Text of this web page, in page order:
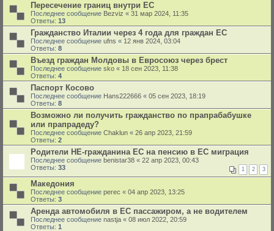
Пересечение границ внутри ЕС
Последнее сообщение Bezviz « 31 мар 2024, 11:35
Ответы: 13
Гражданство Италии через 4 года для граждан ЕС
Последнее сообщение ufns « 12 янв 2024, 03:04
Ответы: 8
Въезд граждан Молдовы в Евросоюз через брест
Последнее сообщение sko « 18 сен 2023, 11:38
Ответы: 4
Паспорт Косово
Последнее сообщение Hans222666 « 05 сен 2023, 18:19
Ответы: 8
Возможно ли получить гражданство по прапрабабушке
или прапрадеду?
Последнее сообщение Chaklun « 26 апр 2023, 21:59
Ответы: 2
Родители НЕ-гражданина ЕС на пенсию в ЕС миграция
Последнее сообщение benistar38 « 22 апр 2023, 00:43
Ответы: 33 1 2 3
Македония
Последнее сообщение perec « 04 апр 2023, 13:25
Ответы: 3
Аренда автомобиля в ЕС пассажиром, а не водителем
Последнее сообщение nastja « 08 июл 2022, 20:59
Ответы: 1